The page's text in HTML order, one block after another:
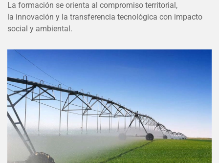
La formación se orienta al compromiso territorial,
la innovación y la transferencia tecnológica con impacto
social y ambiental.